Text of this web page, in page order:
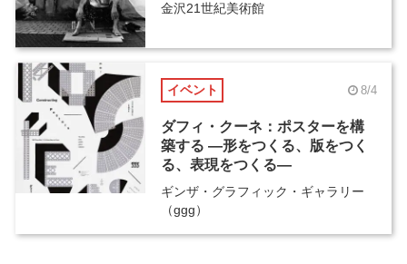
金沢21世紀美術館
イベント 8/4
ダフィ・クーネ：ポスターを構
築する ―形をつくる、版をつく
る、表現をつくる―
ギンザ・グラフィック・ギャラリー
（ggg）